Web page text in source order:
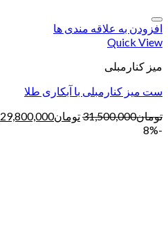
افزودن به علاقه مندی ها
Quick View
میز کنارمبلی
ست میز کنارمبلی با آبکاری طلا
تومان31,500,000تومان29,800,000
-8%